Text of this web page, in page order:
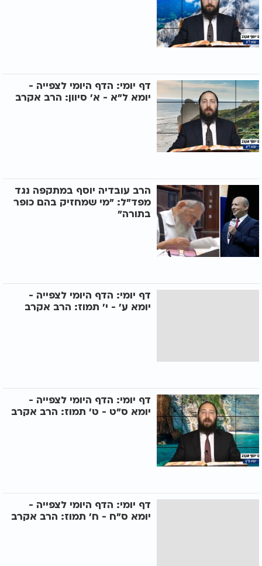
דף יומי: הדף היומי לצפייה -
יומא ל"א - א’ סיוון: הרב אקרב
הרב עובדיה יוסף במתקפה נגד
מפד"ל: "מי שמחזיק בהם כופר
בתורה"
דף יומי: הדף היומי לצפייה -
יומא ע' - י’ תמוז: הרב אקרב
דף יומי: הדף היומי לצפייה -
יומא ס"ט - ט’ תמוז: הרב אקרב
דף יומי: הדף היומי לצפייה -
יומא ס"ח - ח’ תמוז: הרב אקרב